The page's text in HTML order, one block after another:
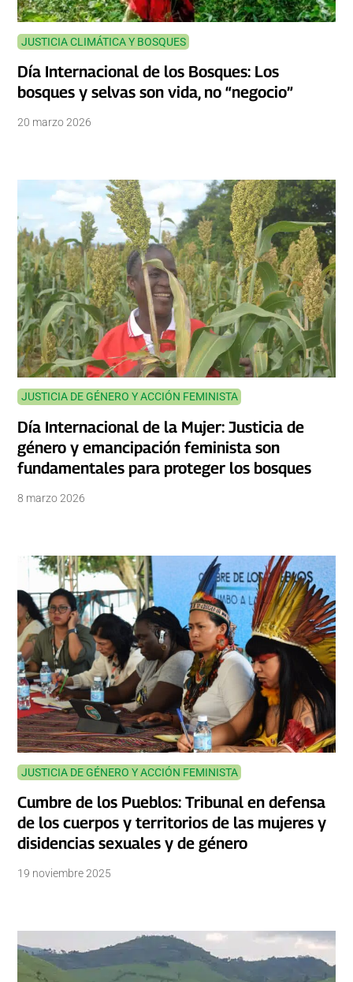
JUSTICIA CLIMÁTICA Y BOSQUES
Día Internacional de los Bosques: Los
bosques y selvas son vida, no “negocio”
20 marzo 2026
JUSTICIA DE GÉNERO Y ACCIÓN FEMINISTA
Día Internacional de la Mujer: Justicia de
género y emancipación feminista son
fundamentales para proteger los bosques
8 marzo 2026
JUSTICIA DE GÉNERO Y ACCIÓN FEMINISTA
Cumbre de los Pueblos: Tribunal en defensa
de los cuerpos y territorios de las mujeres y
disidencias sexuales y de género
19 noviembre 2025